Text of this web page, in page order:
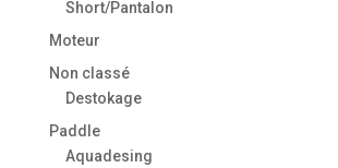
Short/Pantalon
Moteur
Non classé
Destokage
Paddle
Aquadesing